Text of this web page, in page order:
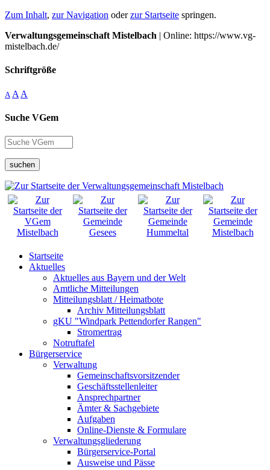
Zum Inhalt, zur Navigation oderzur Startseite springen.
Verwaltungsgemeinschaft Mistelbach | Online: https://www.vg-
mistelbach.de/
Schriftgröße
A A A
Suche VGem
suchen
Startseite
Aktuelles
Aktuelles aus Bayern und der Welt
Amtliche Mitteilungen
Mitteilungsblatt / Heimatbote
Archiv Mitteilungsblatt
gKU "Windpark Pettendorfer Rangen"
Stromertrag
Notruftafel
Bürgerservice
Verwaltung
Gemeinschaftsvorsitzender
Geschäftsstellenleiter
Ansprechpartner
Ämter & Sachgebiete
Aufgaben
Online-Dienste & Formulare
Verwaltungsgliederung
Bürgerservice-Portal
Ausweise und Pässe